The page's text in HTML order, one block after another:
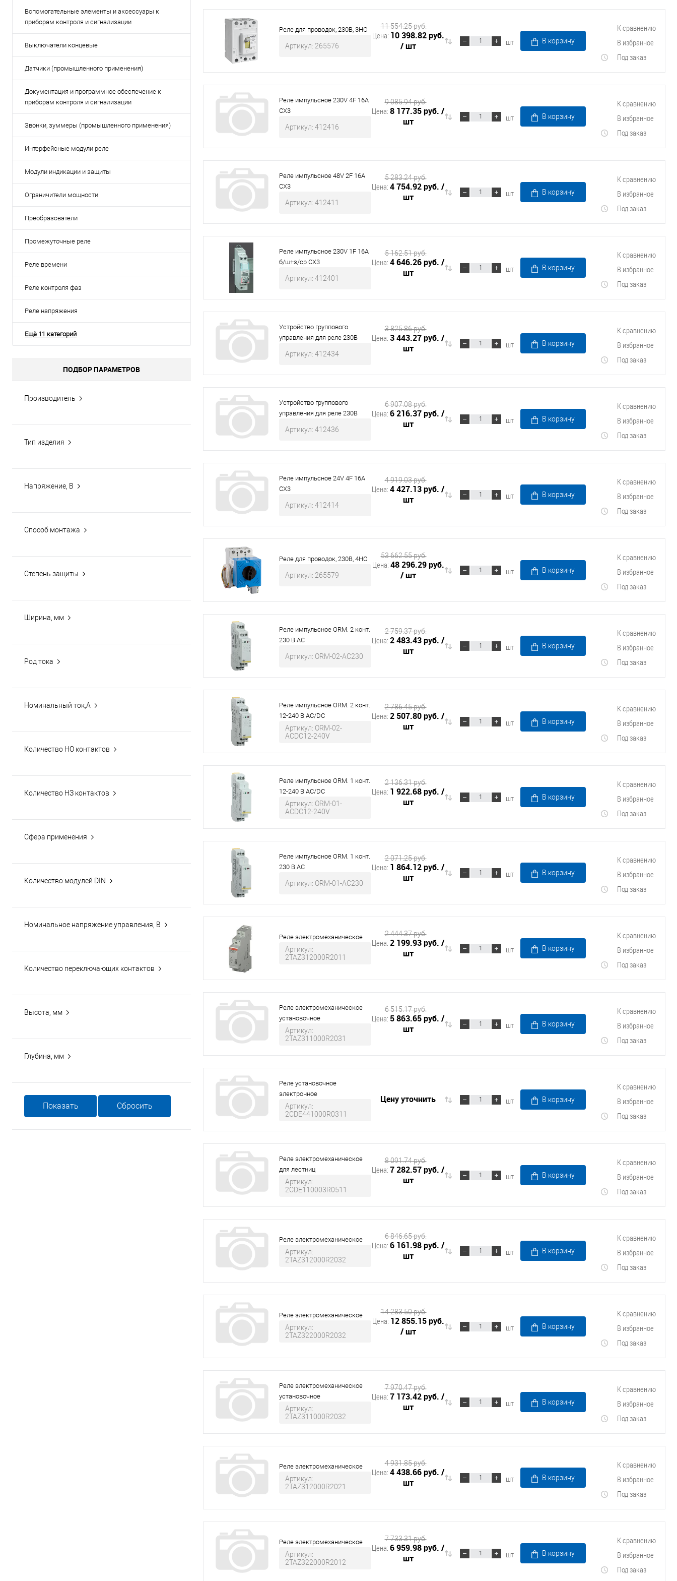
Вспомогательные элементы и аксессуары к
приборам контроля и сигнализации
Выключатели концевые
Датчики (промышленного применения)
Документация и программное обеспечение к
приборам контроля и сигнализации
Звонки, зуммеры (промышленного применения)
Интерфейсные модули реле
Модули индикации и защиты
Ограничители мощности
Преобразователи
Промежуточные реле
Реле времени
Реле контроля фаз
Реле напряжения
Ещё 11 категорий
ПОДБОР ПАРАМЕТРОВ
Производитель
Тип изделия
Напряжение, В
Способ монтажа
Степень защиты
Ширина, мм
Род тока
Номинальный ток,А
Количество НО контактов
Количество НЗ контактов
Сфера применения
Количество модулей DIN
Номинальное напряжение управления, В
Количество переключающих контактов
Высота, мм
Глубина, мм
Реле для проводок, 230В, 3НО
Артикул: 265576
Цена: 10 398.82 руб.
/ шт
11 554.25 руб.
шт В корзину
К сравнению
В избранное
Под заказ
Реле импульсное 230V 4F 16А
CX3
Артикул: 412416
Цена: 8 177.35 руб. /
шт
9 085.94 руб.
шт В корзину
К сравнению
В избранное
Под заказ
Реле импульсное 48V 2F 16А
CX3
Артикул: 412411
Цена: 4 754.92 руб. /
шт
5 283.24 руб.
шт В корзину
К сравнению
В избранное
Под заказ
Реле импульсное 230V 1F 16А
б/ш+з/ср CX3
Артикул: 412401
Цена: 4 646.26 руб. /
шт
5 162.51 руб.
шт В корзину
К сравнению
В избранное
Под заказ
Устройство группового
управления для реле 230В
Артикул: 412434
Цена: 3 443.27 руб. /
шт
3 825.86 руб.
шт В корзину
К сравнению
В избранное
Под заказ
Устройство группового
управления для реле 230В
Артикул: 412436
Цена: 6 216.37 руб. /
шт
6 907.08 руб.
шт В корзину
К сравнению
В избранное
Под заказ
Реле импульсное 24V 4F 16А
CX3
Артикул: 412414
Цена: 4 427.13 руб. /
шт
4 919.03 руб.
шт В корзину
К сравнению
В избранное
Под заказ
Реле для проводок, 230В, 4НО
Артикул: 265579
Цена: 48 296.29 руб.
/ шт
53 662.55 руб.
шт В корзину
К сравнению
В избранное
Под заказ
Реле импульсное ORM. 2 конт.
230 В AC
Артикул: ORM-02-AC230
Цена: 2 483.43 руб. /
шт
2 759.37 руб.
шт В корзину
К сравнению
В избранное
Под заказ
Реле импульсное ORM. 2 конт.
12-240 В AC/DC
Артикул: ORM-02-
ACDC12-240V
Цена: 2 507.80 руб. /
шт
2 786.45 руб.
шт В корзину
К сравнению
В избранное
Под заказ
Реле импульсное ORM. 1 конт.
12-240 В AC/DC
Артикул: ORM-01-
ACDC12-240V
Цена: 1 922.68 руб. /
шт
2 136.31 руб.
шт В корзину
К сравнению
В избранное
Под заказ
Реле импульсное ORM. 1 конт.
230 В AC
Артикул: ORM-01-AC230
Цена: 1 864.12 руб. /
шт
2 071.25 руб.
шт В корзину
К сравнению
В избранное
Под заказ
Реле электромеханическое
Артикул:
2TAZ312000R2011
Цена: 2 199.93 руб. /
шт
2 444.37 руб.
шт В корзину
К сравнению
В избранное
Под заказ
Реле электромеханическое
установочное
Артикул:
2TAZ311000R2031
Цена: 5 863.65 руб. /
шт
6 515.17 руб.
шт В корзину
К сравнению
В избранное
Под заказ
Реле установочное
электронное
Артикул:
2CDE441000R0311
Цену уточнить шт В корзину
К сравнению
В избранное
Под заказ
Реле электромеханическое
для лестниц
Артикул:
2CDE110003R0511
Цена: 7 282.57 руб. /
шт
8 091.74 руб.
шт В корзину
К сравнению
В избранное
Под заказ
Реле электромеханическое
Артикул:
2TAZ312000R2032
Цена: 6 161.98 руб. /
шт
6 846.65 руб.
шт В корзину
К сравнению
В избранное
Под заказ
Реле электромеханическое
Артикул:
2TAZ322000R2032
Цена: 12 855.15 руб.
/ шт
14 283.50 руб.
шт В корзину
К сравнению
В избранное
Под заказ
Реле электромеханическое
установочное
Артикул:
2TAZ311000R2032
Цена: 7 173.42 руб. /
шт
7 970.47 руб.
шт В корзину
К сравнению
В избранное
Под заказ
Реле электромеханическое
Артикул:
2TAZ312000R2021
Цена: 4 438.66 руб. /
шт
4 931.85 руб.
шт В корзину
К сравнению
В избранное
Под заказ
Реле электромеханическое
Артикул:
2TAZ322000R2012
Цена: 6 959.98 руб. /
шт
7 733.31 руб.
шт В корзину
К сравнению
В избранное
Под заказ